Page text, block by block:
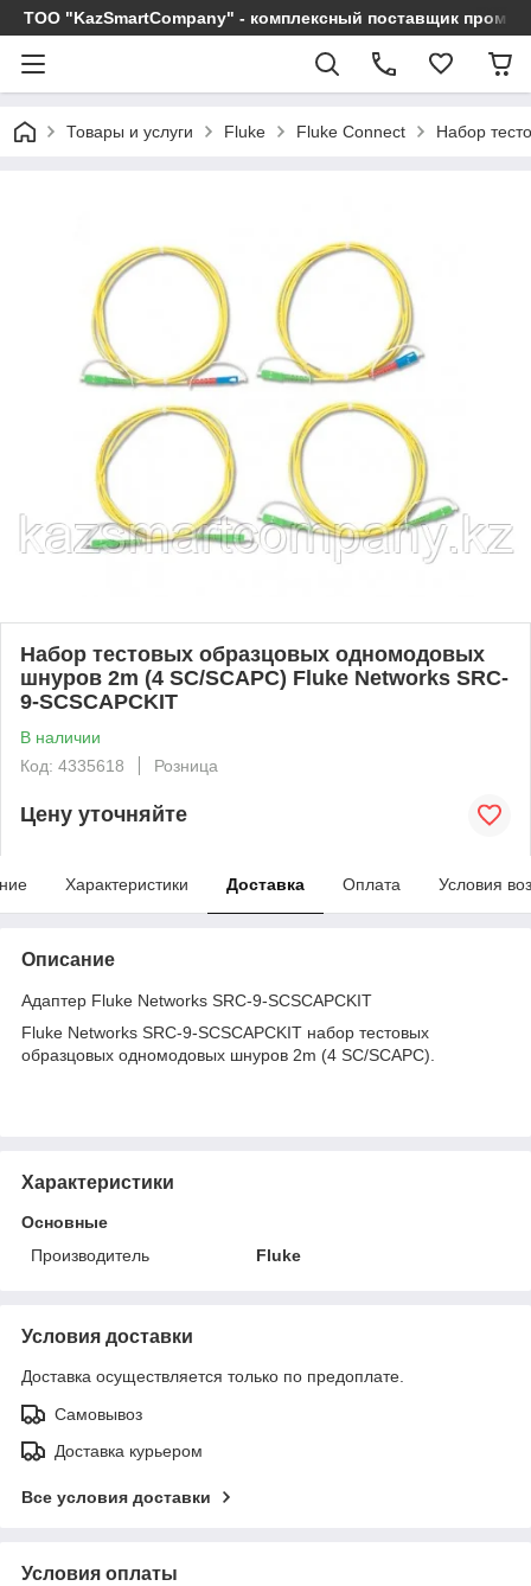
ТОО "KazSmartCompany" - комплексный поставщик
Товары и услуги Fluke Fluke Connect Набор
Набор тестовых образцовых одномодовых
шнуров 2m (4 SC/SCAPC) Fluke Networks SRC-
9-SCSCAPCKIT
В наличии
Код: 4335618
Розница
Цену уточняйте
Характеристики Доставка Оплата Условия
Описание
Адаптер Fluke Networks SRC-9-SCSCAPCKIT
Fluke Networks SRC-9-SCSCAPCKIT набор тестовых
образцовых одномодовых шнуров 2m (4 SC/SCAPC).
Характеристики
Основные
Производитель
Fluke
Условия доставки
Доставка осуществляется только по предоплате.
Самовывоз
Доставка курьером
Все условия доставки
Условия оплаты